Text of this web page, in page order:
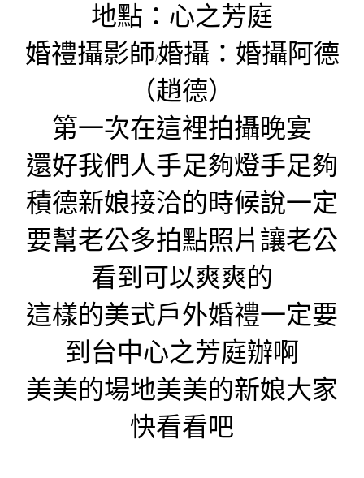
地點：心之芳庭
婚禮攝影師/婚攝：婚攝阿德
（趙德）
第一次在這裡拍攝晚宴
還好我們人手足夠燈手足夠
積德新娘接洽的時候說一定
要幫老公多拍點照片讓老公
看到可以爽爽的
這樣的美式戶外婚禮一定要
到 台中心之芳庭辦啊
美美的場地美美的新娘大家
快看看吧